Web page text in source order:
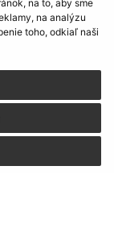
na to, aby sme
na analýzu
toho, odkiaľ naši